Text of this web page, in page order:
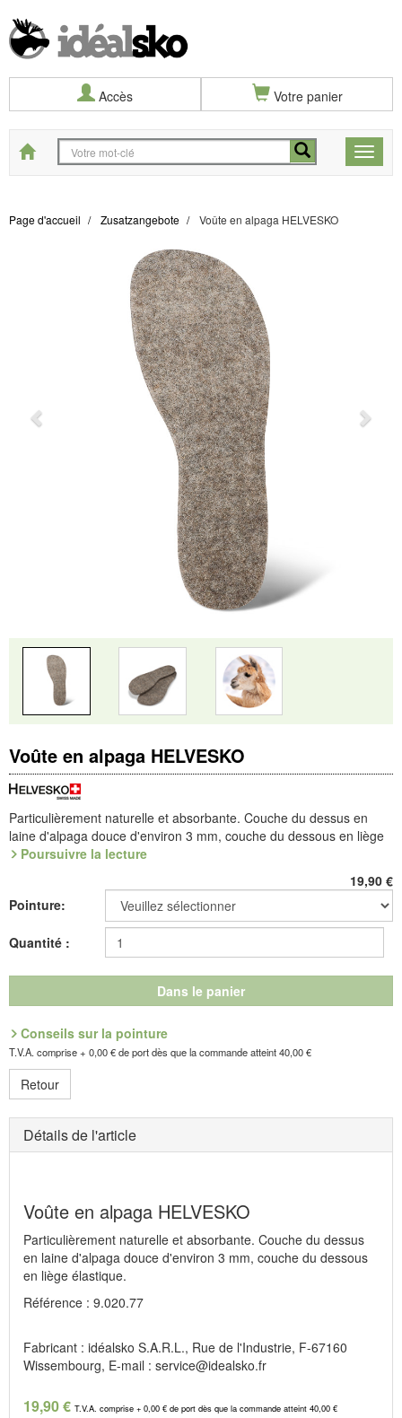
Accès Votre panier
Toggle
Start
Page d'accueil Zusatzangebote Voûte en alpaga HELVESKO
Voûte en alpaga HELVESKO
Particulièrement naturelle et absorbante. Couche du dessus en
laine d'alpaga douce d'environ 3 mm, couche du dessous en liège
élastique.
Fabricant : idéalsko S.A.R.L., Rue de l'Industrie, F-67160
Wissembourg, E-mail : service@idealsko.fr
Poursuivre la lecture
19,90 €
Pointure:
Quantité :
Dans le panier
Conseils sur la pointure
T.V.A. comprise + 0,00 € de port dès que la commande atteint 40,00 €
Retour
Détails de l'article
Voûte en alpaga HELVESKO
Particulièrement naturelle et absorbante. Couche du dessus
en laine d'alpaga douce d'environ 3 mm, couche du dessous
en liège élastique.
Référence : 9.020.77
Fabricant : idéalsko S.A.R.L., Rue de l'Industrie, F-67160
Wissembourg, E-mail : service@idealsko.fr
19,90 € T.V.A. comprise + 0,00 € de port dès que la commande atteint 40,00 €